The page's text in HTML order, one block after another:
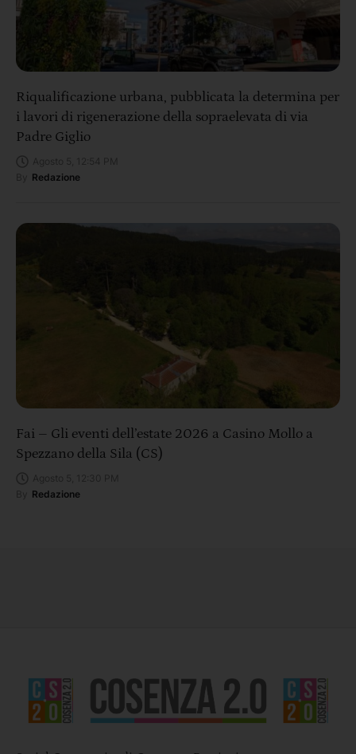
Riqualificazione urbana, pubblicata la determina per
i lavori di rigenerazione della sopraelevata di via
Padre Giglio
Redazione
Fai – Gli eventi dell’estate 2026 a Casino Mollo a
Spezzano della Sila (CS)
Redazione